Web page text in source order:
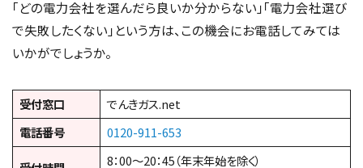
「どの電力会社を選んだら良いか分からない」「電力会社選び
で失敗したくない」という方は、この機会にお電話してみては
いかがでしょうか。
受付窓口
でんきガス.net
電話番号
0120-911-653
8：00～20：45（年末年始を除く）